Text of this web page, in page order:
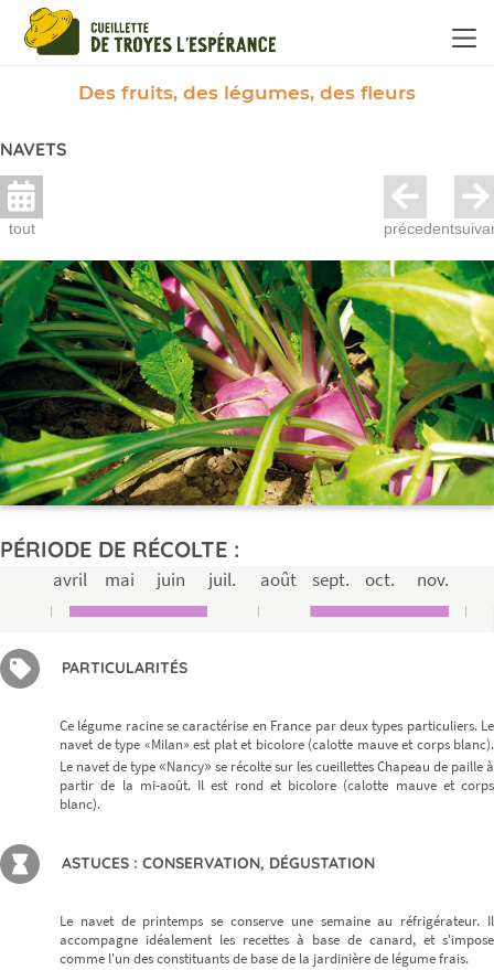
Des fruits, des légumes, des fleurs
NAVETS
tout précedent
PÉRIODE DE RÉCOLTE :
avril mai juin juil. août sept. oct. nov.
PARTICULARITÉS
Ce légume racine se caractérise en France par deux types particuliers. Le
navet de type «Milan» est plat et bicolore (calotte mauve et corps blanc).
Le navet de type«Nancy» se récolte sur les cueillettes Chapeau de paille à
partir de la mi-août. Il est rond et bicolore (calotte mauve et corps
blanc).
ASTUCES : CONSERVATION, DÉGUSTATION
Le navet de printemps se conserve une semaine au réfrigérateur. Il
accompagne idéalement les recettes à base de canard, et s'impose
comme l'un des constituants de base de la jardinière de légume frais.
Panneau de gestion des cookies